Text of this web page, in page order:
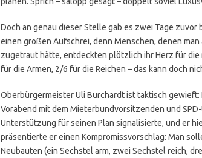
Doch an genau dieser Stelle gab es zwei Tage
einen großen Aufschrei, denn Menschen, denen
zugetraut hätte, entdeckten plötzlich ihr Herz für die
für die Armen, 2/6 für die Reichen – das kann doch
Oberbürgermeister Uli Burchardt ist taktisch gewieft:
Vorabend mit dem Mieterbundvorsitzenden und
Unterstützung für seinen Plan signalisierte, und er
präsentierte er einen Kompromissvorschlag: Man
Neubauten (ein Sechstel arm, zwei Sechstel reich,